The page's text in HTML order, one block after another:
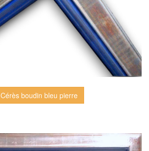
Cérès boudin bleu pierre